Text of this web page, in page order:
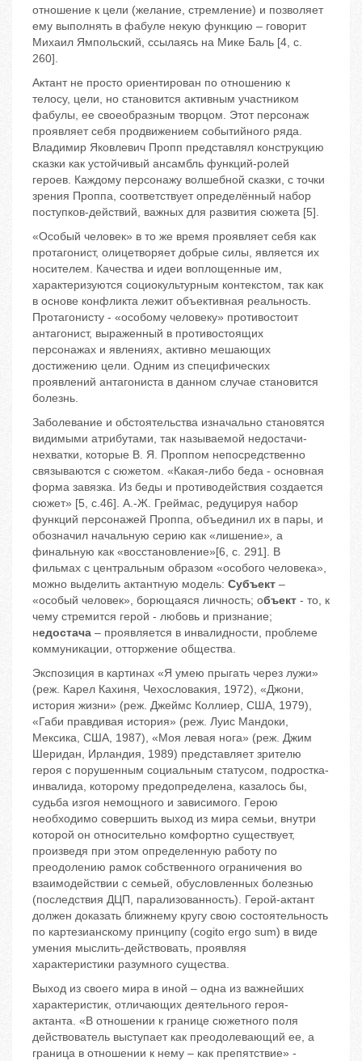
отношение к цели (желание, стремление) и позволяет
ему выполнять в фабуле некую функцию – говорит
Михаил Ямпольский, ссылаясь на Мике Баль [4, с.
260].
Актант не просто ориентирован по отношению к
телосу, цели, но становится активным участником
фабулы, ее своеобразным творцом. Этот персонаж
проявляет себя продвижением событийного ряда.
Владимир Яковлевич Пропп представлял конструкцию
сказки как устойчивый ансамбль функций-ролей
героев. Каждому персонажу волшебной сказки, с точки
зрения Проппа, соответствует определённый набор
поступков-действий, важных для развития сюжета [5].
«Особый человек» в то же время проявляет себя как
протагонист, олицетворяет добрые силы, является их
носителем. Качества и идеи воплощенные им,
характеризуются социокультурным контекстом, так как
в основе конфликта лежит объективная реальность.
Протагонисту - «особому человеку» противостоит
антагонист, выраженный в противостоящих
персонажах и явлениях, активно мешающих
достижению цели. Одним из специфических
проявлений антагониста в данном случае становится
болезнь.
Заболевание и обстоятельства изначально становятся
видимыми атрибутами, так называемой недостачи-
нехватки, которые В. Я. Проппом непосредственно
связываются с сюжетом. «Какая-либо беда - основная
форма завязка. Из беды и противодействия создается
сюжет» [5, c.46]. А.-Ж. Греймас, редуцируя набор
функций персонажей Проппа, объединил их в пары, и
обозначил начальную серию как «лишение», а
финальную как «восстановление»[6, c. 291]. В
фильмах с центральным образом «особого человека»,
можно выделить актантную модель: Субъект –
«особый человек», борющаяся личность; объект - то, к
чему стремится герой - любовь и признание;
недостача – проявляется в инвалидности, проблеме
коммуникации, отторжение общества.
Экспозиция в картинах «Я умею прыгать через лужи»
(реж. Карел Кахиня, Чехословакия, 1972), «Джони,
история жизни» (реж. Джеймс Коллиер, США, 1979),
«Габи правдивая история» (реж. Луис Мандоки,
Мексика, США, 1987), «Моя левая нога» (реж. Джим
Шеридан, Ирландия, 1989) представляет зрителю
героя с порушенным социальным статусом, подростка-
инвалида, которому предопределена, казалось бы,
судьба изгоя немощного и зависимого. Герою
необходимо совершить выход из мира семьи, внутри
которой он относительно комфортно существует,
произведя при этом определенную работу по
преодолению рамок собственного ограничения во
взаимодействии с семьей, обусловленных болезнью
(последствия ДЦП, парализованность). Герой-актант
должен доказать ближнему кругу свою состоятельность
по картезианскому принципу (cogito ergo sum) в виде
умения мыслить-действовать, проявляя
характеристики разумного существа.
Выход из своего мира в иной – одна из важнейших
характеристик, отличающих деятельного героя-
актанта. «В отношении к границе сюжетного поля
действователь выступает как преодолевающий ее, а
граница в отношении к нему – как препятствие» -